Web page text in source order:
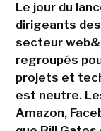
Le jour du
dirigeants
secteur
regroupés
projets et
est neutre.
Amazon,